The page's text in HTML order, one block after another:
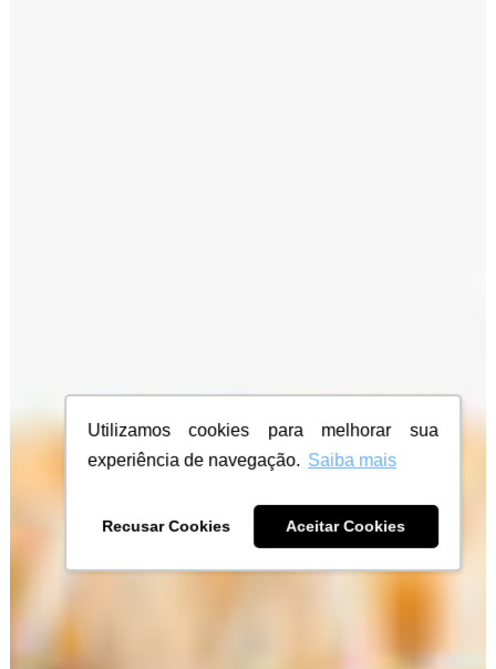
Utilizamos cookies para melhorar sua
experiência de navegação. Saiba mais
Recusar Cookies Aceitar Cookies